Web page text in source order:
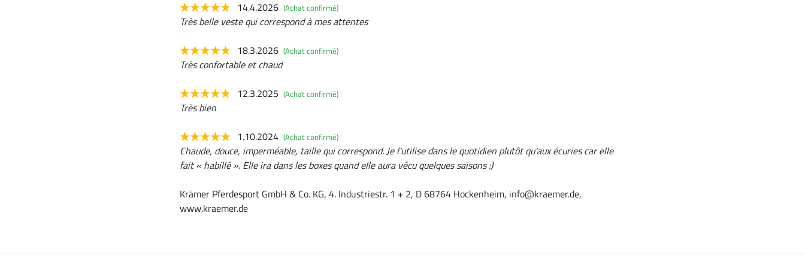
14.4.2026 (Achat confirmé)
Très belle veste qui correspond à mes attentes
18.3.2026 (Achat confirmé)
Très confortable et chaud
12.3.2025 (Achat confirmé)
Très bien
1.10.2024 (Achat confirmé)
Chaude, douce, imperméable, taille qui correspond. Je l'utilise dans le quotidien plutôt qu'aux écuries car elle
fait « habillé ». Elle ira dans les boxes quand elle aura vécu quelques saisons :)
Krämer Pferdesport GmbH & Co. KG, 4. Industriestr. 1 + 2, D 68764 Hockenheim, info@kraemer.de,
www.kraemer.de